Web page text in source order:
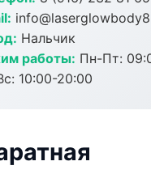
Нальчик
работы: Пн-Пт:
10:00-20:00